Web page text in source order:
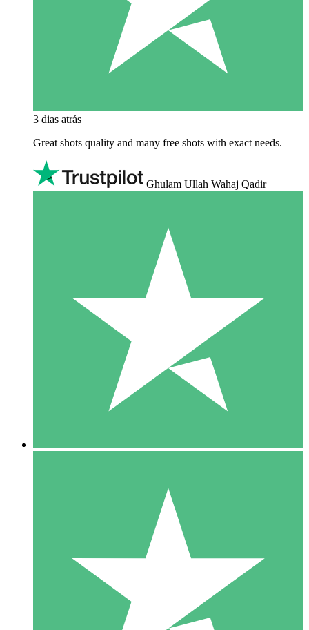
3 dias atrás
Great shots quality and many free shots with exact needs.
Ghulam Ullah Wahaj Qadir